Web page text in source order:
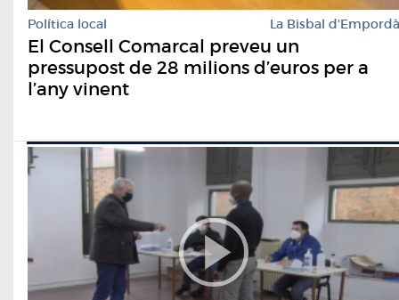
Política local La Bisbal d'Empordà
El Consell Comarcal preveu un
pressupost de 28 milions d’euros per a
l’any vinent